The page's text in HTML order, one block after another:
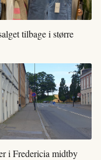
tilbage i større
i Fredericia midtby